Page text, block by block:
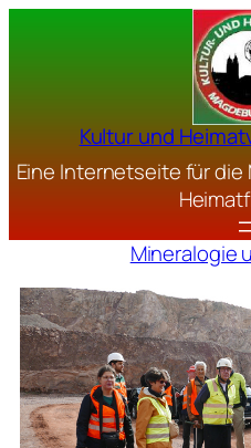
Kultur und
Eine Internetseite für
Mineralogie